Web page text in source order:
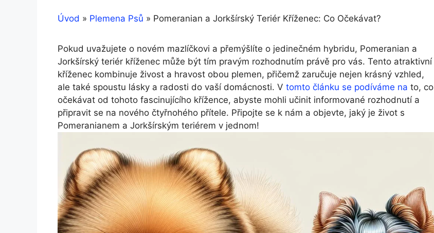
Úvod » Plemena Psů » Pomeranian a Jorkšírský Teriér Kříženec: Co Očekávat?
Pokud uvažujete o novém mazlíčkovi a přemýšlíte o jedinečném hybridu, Pomeranian a
Jorkšírský teriér kříženec může být tím pravým rozhodnutím právě pro vás. Tento atraktivní
kříženec kombinuje živost a hravost obou plemen, přičemž zaručuje nejen krásný vzhled,
ale také spoustu lásky a radosti do vaší domácnosti. V tomto článku se podíváme na to, co
očekávat od tohoto fascinujícího křížence, abyste mohli učinit informované rozhodnutí a
připravit se na nového čtyřnohého přítele. Připojte se k nám a objevte, jaký je život s
Pomeranianem a Jorkšírským teriérem v jednom!